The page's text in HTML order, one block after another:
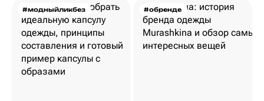
#модныйликбез #обренде